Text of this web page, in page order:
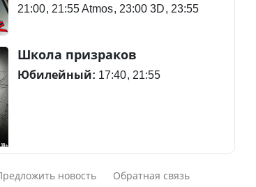
из
в
потерпел крушение в
Южной Корее, погибли
120 человек
Актау: Путин принес
21:00 21:55 Atmos 23:00 3D 23:55
Школа призраков
Юбилейный: 17:40 21:55
Смешарики сквозь вселенные
новость Обратная связь